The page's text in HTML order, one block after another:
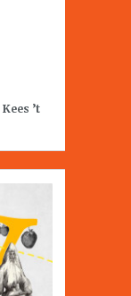
Kees ’t